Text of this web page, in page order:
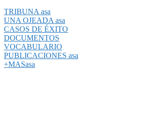
TRIBUNA asa
UNA OJEADA asa
CASOS DE ÉXITO
DOCUMENTOS
VOCABULARIO
PUBLICACIONES asa
+MASasa